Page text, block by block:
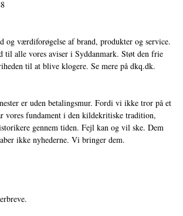
og værdiforøgelse af brand, produkter og service.
til alle vores aviser i Syddanmark. Støt den frie
til at blive klogere. Se mere på dkq.dk.
er uden betalingsmur. Fordi vi ikke tror på et
vores fundament i den kildekritiske tradition,
gennem tiden. Fejl kan og vil ske. Dem
ikke nyhederne. Vi bringer dem.